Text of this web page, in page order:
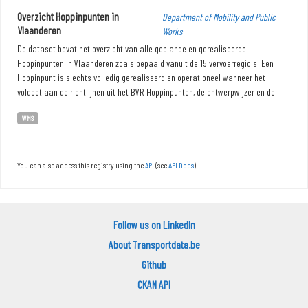
Overzicht Hoppinpunten in
Vlaanderen
Department of Mobility and Public
Works
De dataset bevat het overzicht van alle geplande en gerealiseerde
Hoppinpunten in Vlaanderen zoals bepaald vanuit de 15 vervoerregio's. Een
Hoppinpunt is slechts volledig gerealiseerd en operationeel wanneer het
voldoet aan de richtlijnen uit het BVR Hoppinpunten, de ontwerpwijzer en de...
WMS
You can also access this registry using theAPI (seeAPI Docs).
Follow us on LinkedIn
About Transportdata.be
Github
CKAN API